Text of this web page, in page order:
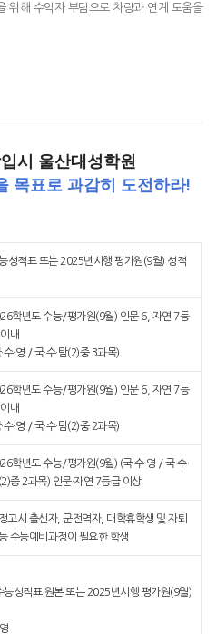
위해 수익자 부담으로 차량과 연계 도움을
시 울산대성학원
목표로 과감히 도전하라!
성적표 또는 2025년시행 평가원(9월) 성적
학년도 수능/평가원(9월) 인문 6, 자연 7등
내
수·영 / 국·수·탐(2)중 3과목)
학년도 수능/평가원(9월) 인문 6, 자연 7등
내
수·영 / 국·수·탐(2)중 2과목)
학년도 수능/평가원(9월) (국·수·영 / 국·수·
중 2과목) 인문·자연 7등급 이상
고시 출신자, 군전역자, 대학휴학생 및 자퇴
수능예비과정이 필요한 학생
성적표 원본 또는 2025년시행 평가원(9월)